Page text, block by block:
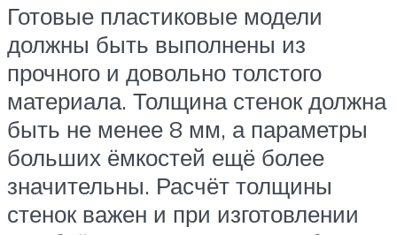
Готовые пластиковые модели
должны быть выполнены из
прочного и довольно толстого
материала. Толщина стенок должна
быть не менее 8 мм, а параметры
больших ёмкостей ещё более
значительны. Расчёт толщины
стенок важен и при изготовлении